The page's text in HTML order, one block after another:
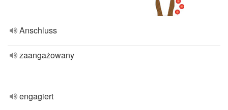
Anschluss
zaangażowany
engagiert